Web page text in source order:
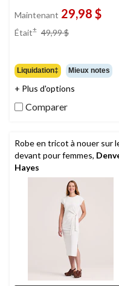
Maintenant 29,98 $
Était± 49,99 $
Liquidation‡ Mieux notes
+ Plus d'options
Comparer
Robe en tricot à nouer sur
devant pour femmes,
Hayes